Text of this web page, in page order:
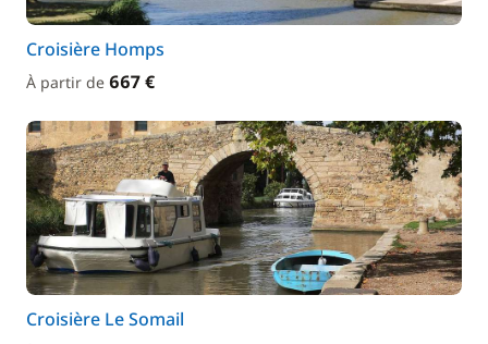
Croisière Homps
À partir de 667 €
Croisière Le Somail